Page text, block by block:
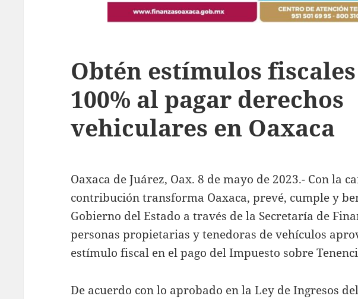
Obtén estímulos
100% al pagar derechos
vehiculares en Oaxaca
Oaxaca de Juárez, Oax. 8 de mayo de 2023.- Con la
contribución transforma Oaxaca, prevé, cumple y
Gobierno del Estado a través de la Secretaría de
personas propietarias y tenedoras de vehículos
estímulo fiscal en el pago del Impuesto sobre
De acuerdo con lo aprobado en la Ley de Ingresos